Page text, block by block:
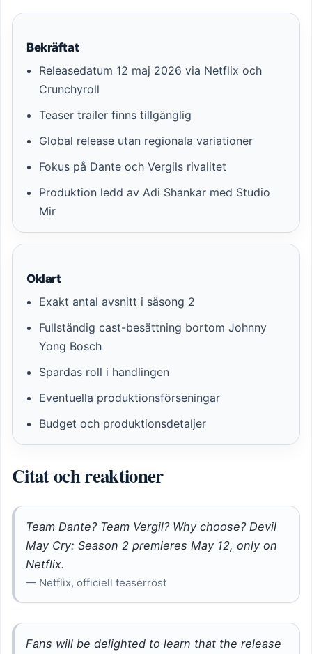
Bekräftat
Releasedatum 12 maj 2026 via Netflix och
Crunchyroll
Teaser trailer finns tillgänglig
Global release utan regionala variationer
Fokus på Dante och Vergils rivalitet
Produktion ledd av Adi Shankar med Studio
Mir
Oklart
Exakt antal avsnitt i säsong 2
Fullständig cast-besättning bortom Johnny
Yong Bosch
Spardas roll i handlingen
Eventuella produktionsförseningar
Budget och produktionsdetaljer
Citat och reaktioner
Team Dante? Team Vergil? Why choose? Devil
May Cry: Season 2 premieres May 12, only on
Netflix.
— Netflix, officiell teaserröst
Fans will be delighted to learn that the release